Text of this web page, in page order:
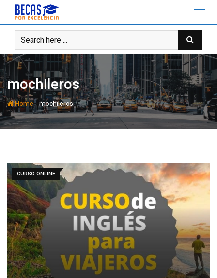
content
mochileros
Home-mochileros
CURSO ONLINE